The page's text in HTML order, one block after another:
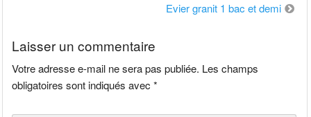
Evier granit 1 bac et demi
Laisser un commentaire
Votre adresse e-mail ne sera pas publiée. Les champs
obligatoires sont indiqués avec*